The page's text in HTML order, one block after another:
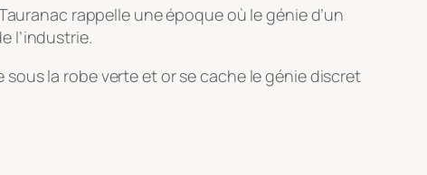
rappelle une époque où le génie d’un
l’industrie.
sous la robe verte et or se cache le génie discret